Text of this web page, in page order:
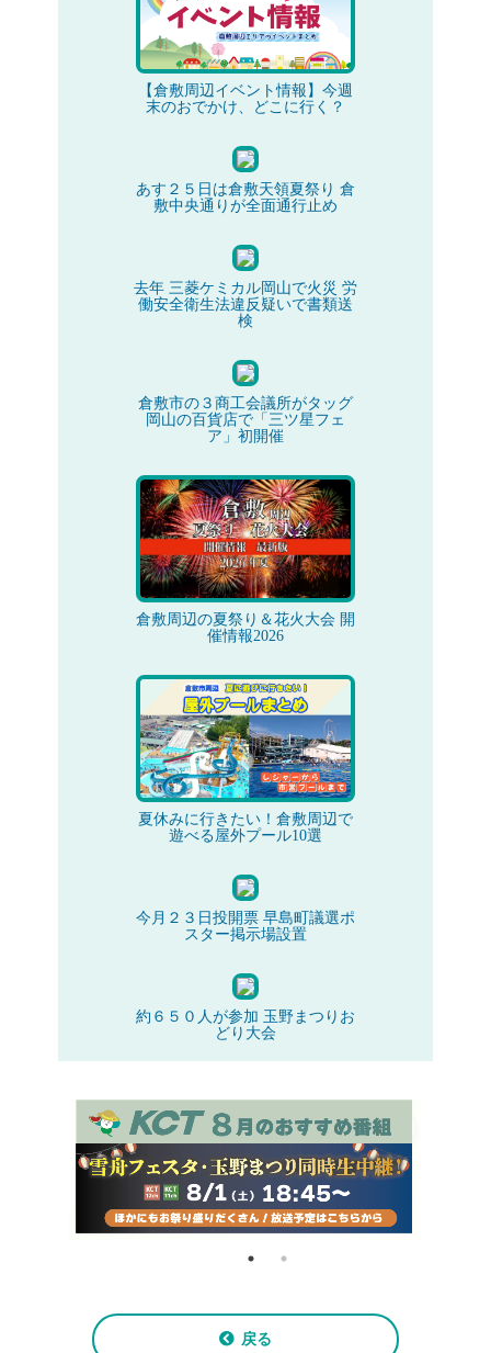
【倉敷周辺イベント情報】今週
末のおでかけ、どこに行く？
あす２５日は倉敷天領夏祭り 倉
敷中央通りが全面通行止め
去年 三菱ケミカル岡山で火災 労
働安全衛生法違反疑いで書類送
検
倉敷市の３商工会議所がタッグ
岡山の百貨店で「三ツ星フェ
ア」初開催
倉敷周辺の夏祭り＆花火大会 開
催情報2026
夏休みに行きたい！倉敷周辺で
遊べる屋外プール10選
今月２３日投開票 早島町議選ポ
スター掲示場設置
約６５０人が参加 玉野まつりお
どり大会
戻る